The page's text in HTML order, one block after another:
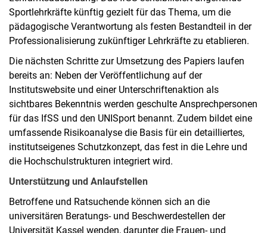
Sportlehrkräfte künftig gezielt für das Thema, um die
pädagogische Verantwortung als festen Bestandteil in der
Professionalisierung zukünftiger Lehrkräfte zu etablieren.
Die nächsten Schritte zur Umsetzung des Papiers laufen
bereits an: Neben der Veröffentlichung auf der
Institutswebsite und einer Unterschriftenaktion als
sichtbares Bekenntnis werden geschulte Ansprechpersonen
für das IfSS und den UNISport benannt. Zudem bildet eine
umfassende Risikoanalyse die Basis für ein detailliertes,
institutseigenes Schutzkonzept, das fest in die Lehre und
die Hochschulstrukturen integriert wird.
Unterstützung und Anlaufstellen
Betroffene und Ratsuchende können sich an die
universitären Beratungs- und Beschwerdestellen der
Universität Kassel wenden, darunter die Frauen- und